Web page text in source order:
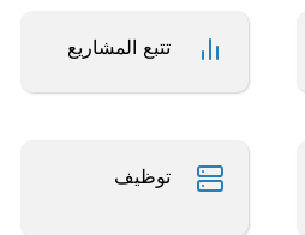
تتبع المشاريع
توظيف